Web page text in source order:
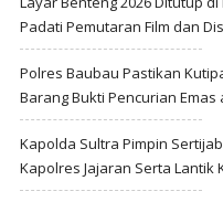
Padati Pemutaran Film dan
Polres Baubau Pastikan
Barang Bukti Pencurian Emas
Kapolda Sultra Pimpin
Kapolres Jajaran Serta